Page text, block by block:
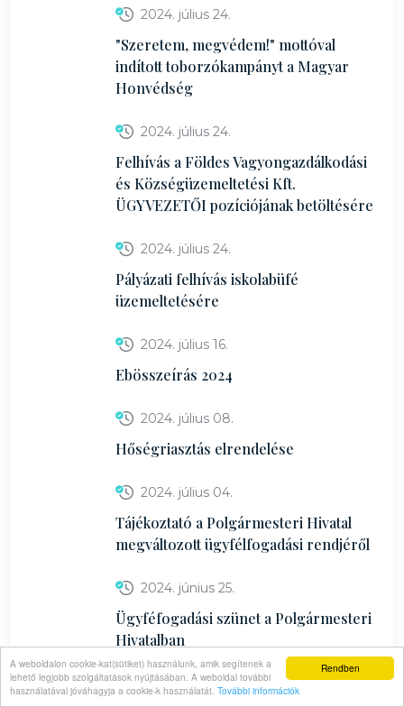
Rendben
A weboldalon cookie-kat(sütiket) használunk, amik segítenek a
lehető legjobb szolgáltatások nyújtásában. A weboldal további
használatával jóváhagyja a cookie-k használatát. További információk
2024. július 24.
"Szeretem, megvédem!" mottóval
indított toborzókampányt a Magyar
Honvédség
2024. július 24.
Felhívás a Földes Vagyongazdálkodási
és Községüzemeltetési Kft.
ÜGYVEZETŐI pozíciójának betöltésére
2024. július 24.
Pályázati felhívás iskolabüfé
üzemeltetésére
2024. július 16.
Ebösszeírás 2024
2024. július 08.
Hőségriasztás elrendelése
2024. július 04.
Tájékoztató a Polgármesteri Hivatal
megváltozott ügyfélfogadási rendjéről
2024. június 25.
Ügyféfogadási szünet a Polgármesteri
Hivatalban
2024. június 24.